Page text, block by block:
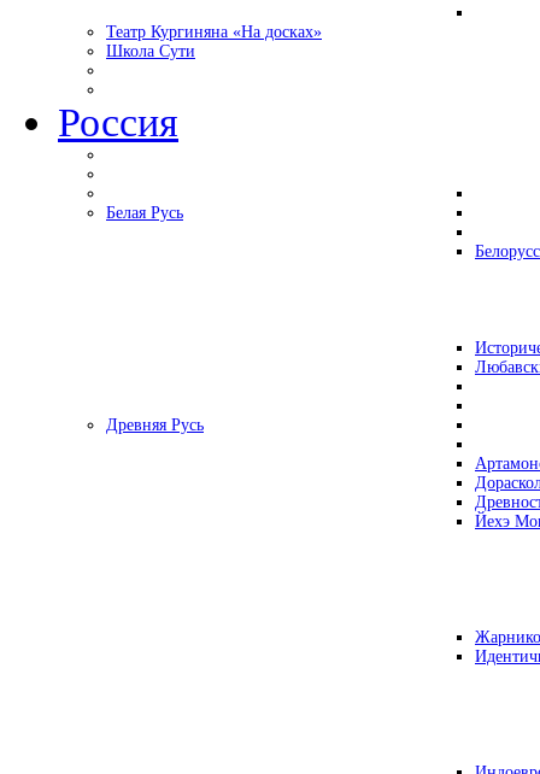
Театр Кургиняна «На досках»
Школа Сути
Россия
Белая Русь
Древняя Русь
Йехэ